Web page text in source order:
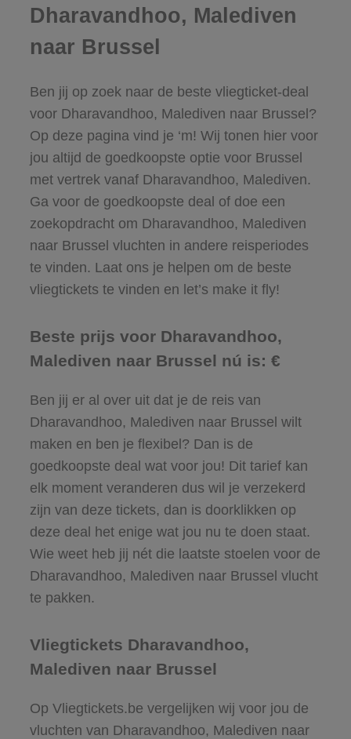
Dharavandhoo, Malediven
naar Brussel
Ben jij op zoek naar de beste vliegticket-deal
voor Dharavandhoo, Malediven naar Brussel?
Op deze pagina vind je ‘m! Wij tonen hier voor
jou altijd de goedkoopste optie voor Brussel
met vertrek vanaf Dharavandhoo, Malediven.
Ga voor de goedkoopste deal of doe een
zoekopdracht om Dharavandhoo, Malediven
naar Brussel vluchten in andere reisperiodes
te vinden. Laat ons je helpen om de beste
vliegtickets te vinden en let’s make it fly!
Beste prijs voor Dharavandhoo,
Malediven naar Brussel nú is: €
Ben jij er al over uit dat je de reis van
Dharavandhoo, Malediven naar Brussel wilt
maken en ben je flexibel? Dan is de
goedkoopste deal wat voor jou! Dit tarief kan
elk moment veranderen dus wil je verzekerd
zijn van deze tickets, dan is doorklikken op
deze deal het enige wat jou nu te doen staat.
Wie weet heb jij nét die laatste stoelen voor de
Dharavandhoo, Malediven naar Brussel vlucht
te pakken.
Vliegtickets Dharavandhoo,
Malediven naar Brussel
Op Vliegtickets.be vergelijken wij voor jou de
vluchten van Dharavandhoo, Malediven naar